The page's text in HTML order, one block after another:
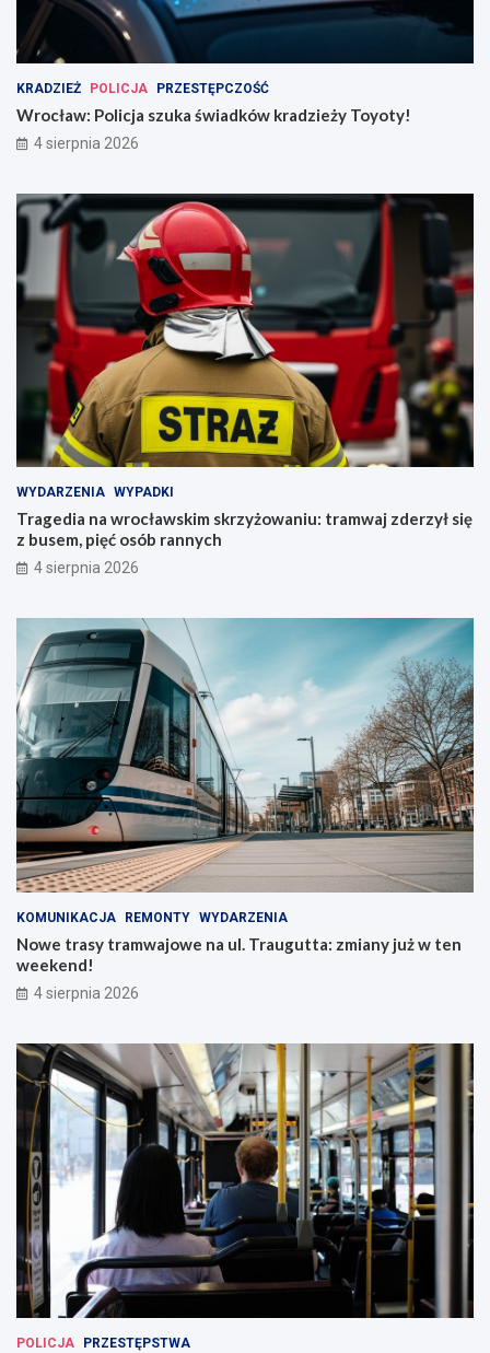
KRADZIEŻ POLICJA PRZESTĘPCZOŚĆ
Wrocław: Policja szuka świadków kradzieży Toyoty!
4 sierpnia 2026
WYDARZENIA WYPADKI
Tragedia na wrocławskim skrzyżowaniu: tramwaj zderzył się
z busem, pięć osób rannych
4 sierpnia 2026
KOMUNIKACJA REMONTY WYDARZENIA
Nowe trasy tramwajowe na ul. Traugutta: zmiany już w ten
weekend!
4 sierpnia 2026
POLICJA PRZESTĘPSTWA